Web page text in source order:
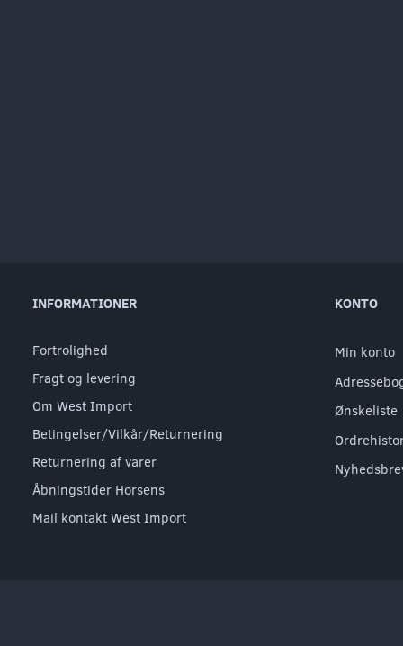
INFORMATIONER
Fortrolighed
Fragt og levering
Om West Import
Betingelser/Vilkår/Returnering
Returnering af varer
Åbningstider Horsens
Mail kontakt West Import
KONTO
Min konto
Ønskeliste